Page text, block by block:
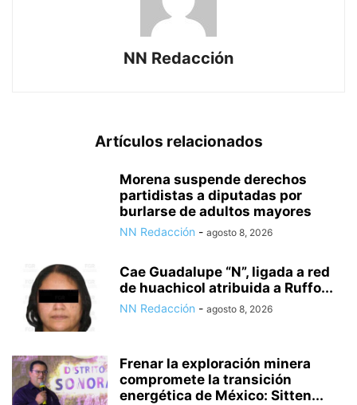
NN Redacción
Artículos relacionados
Morena suspende derechos
partidistas a diputadas por
burlarse de adultos mayores
NN Redacción - agosto 8, 2026
Cae Guadalupe “N”, ligada a red
de huachicol atribuida a Ruffo...
NN Redacción - agosto 8, 2026
Frenar la exploración minera
compromete la transición
energética de México: Sitten...